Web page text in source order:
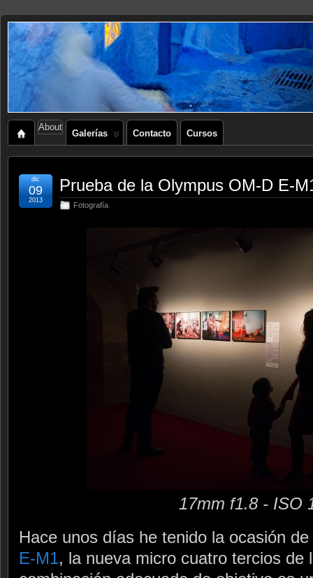
About
Galerías Contacto Cursos
Prueba de la Olympus OM-D E-
Fotografía
dic
09
2013
17mm f1.8 - ISO
Hace unos días he tenido la ocasión
E-M1, la nueva micro cuatro tercios de